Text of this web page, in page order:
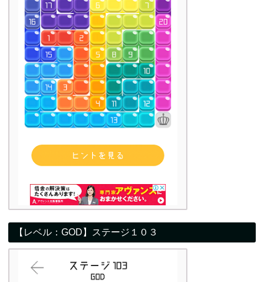
【レベル：GOD】ステージ１０３